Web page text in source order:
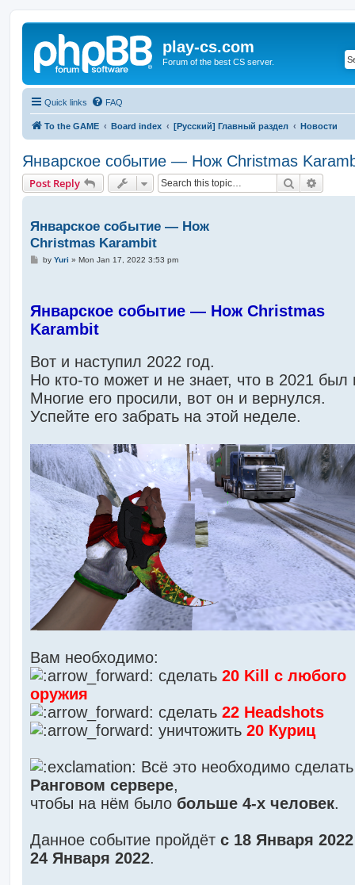
play-cs.com
Forum of the best CS server.
Quick links FAQ
To the GAME Board index [Русский] Главный раздел Новости
Январское событие — Нож Christmas
Post Reply Search
Январское событие — Нож
Christmas Karambit
Pby Yuri » Mon Jan 17, 2022 3:53 pm
Январское событие — Нож Christmas
Karambit
Вот и наступил 2022 год.
Но кто-то может и не знает, что в 2021 был
Многие его просили, вот он и вернулся.
Успейте его забрать на этой неделе.
Вам необходимо:
сделать 20 Kill с любого
оружия
сделать 22 Headshots
уничтожить 20 Куриц
Всё это необходимо
Ранговом сервере,
чтобы на нём было больше 4-х человек.
Данное событие пройдёт с 18 Января
24 Января 2022.